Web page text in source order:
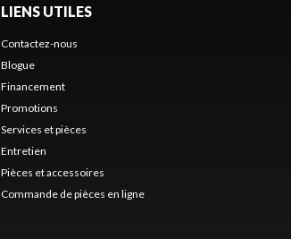
LIENS UTILES
Contactez-nous
Blogue
Financement
Promotions
Services et pièces
Entretien
Pièces et accessoires
Commande de pièces en ligne